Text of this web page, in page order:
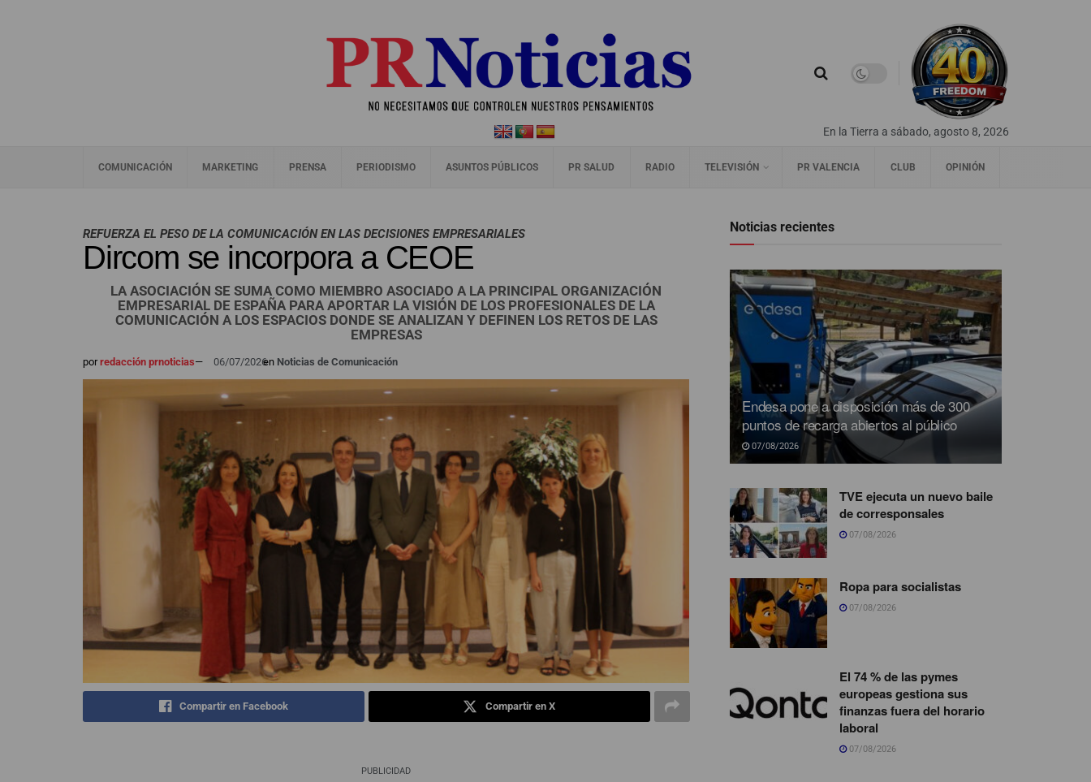
En la Tierra a sábado, agosto 8, 2026
COMUNICACIÓN MARKETING PRENSA PERIODISMO ASUNTOS PÚBLICOS PR SALUD RADIO TELEVISIÓN PR VALENCIA CLUB OPINIÓN
REFUERZA EL PESO DE LA COMUNICACIÓN EN LAS DECISIONES EMPRESARIALES
Dircom se incorpora a CEOE
LA ASOCIACIÓN SE SUMA COMO MIEMBRO ASOCIADO A LA PRINCIPAL ORGANIZACIÓN
EMPRESARIAL DE ESPAÑA PARA APORTAR LA VISIÓN DE LOS PROFESIONALES DE LA
COMUNICACIÓN A LOS ESPACIOS DONDE SE ANALIZAN Y DEFINEN LOS RETOS DE LAS
EMPRESAS
porredacción prnoticias— 06/07/2026en Noticias de Comunicación
Compartir en Facebook Compartir en X
PUBLICIDAD
Noticias recientes
Endesa pone a disposición más de 300
puntos de recarga abiertos al público
07/08/2026
TVE ejecuta un nuevo baile
de corresponsales
07/08/2026
Ropa para socialistas
07/08/2026
El 74 % de las pymes
europeas gestiona sus
finanzas fuera del horario
laboral
07/08/2026